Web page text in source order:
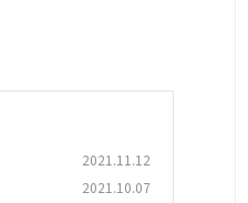
2021.11.12
2021.10.07